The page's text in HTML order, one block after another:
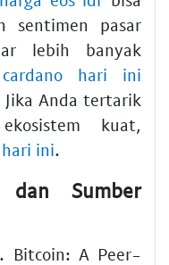
sentimen pasar
lebih banyak
hari ini
Anda tertarik
kuat,
ini.
dan Sumber
Bitcoin: A Peer-